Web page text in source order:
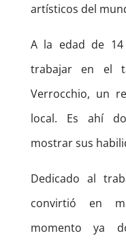
artísticos del
A la edad de 14
trabajar en el
Verrocchio, un
local. Es ahí
mostrar sus
Dedicado al
convirtió en
momento ya